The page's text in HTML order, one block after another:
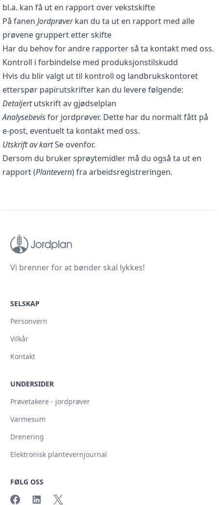
bl.a. kan få ut en rapport over vekstskifte
På fanen Jordprøverkan du ta ut en rapport med alle
prøvene gruppert etter skifte
Har du behov for andre rapporter så ta kontakt med oss.
Kontroll i forbindelse med produksjonstilskudd
Hvis du blir valgt ut til kontroll og landbrukskontoret
etterspør papirutskrifter kan du levere følgende:
Detaljertutskrift av gjødselplan
Analysebevisfor jordprøver. Dette har du normalt fått på
e-post, eventuelt ta kontakt med oss.
Utskrift av kartSe ovenfor.
Dersom du bruker sprøytemidler må du også ta ut en
rapport (Plantevern) fra arbeidsregistreringen.
Vi brenner for at bønder skal lykkes!
SELSKAP
Personvern
Vilkår
Kontakt
UNDERSIDER
Prøvetakere - jordprøver
Varmesum
Drenering
Elektronisk plantevernjournal
FØLG OSS